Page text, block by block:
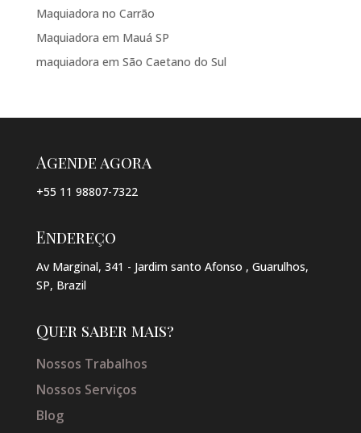
Maquiadora no Carrão
Maquiadora em Mauá SP
maquiadora em São Caetano do Sul
Agende agora
+55 11 98807-7322
Endereço
Av Marginal, 341 - Jardim santo Afonso , Guarulhos,
SP, Brazil
Quer saber mais?
Nossos Trabalhos
Nossos Serviços
Blog